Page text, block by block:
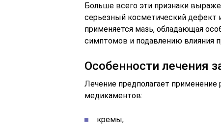
Больше всего эти признаки
серьезный косметический дефект
применяется мазь, обладающая
симптомов и подавлению влияния
Особенности лечения
Лечение предполагает
медикаментов:
кремы;